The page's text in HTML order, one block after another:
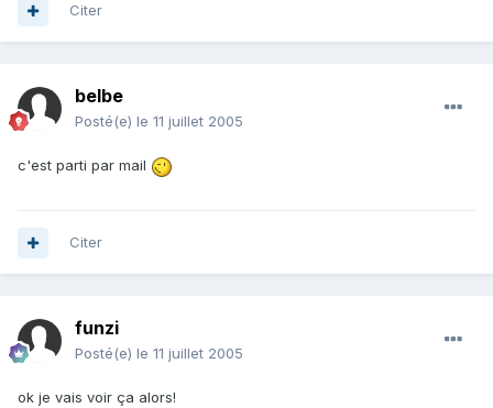
Citer
belbe
Posté(e) le 11 juillet 2005
c'est parti par mail
Citer
funzi
Posté(e) le 11 juillet 2005
ok je vais voir ça alors!